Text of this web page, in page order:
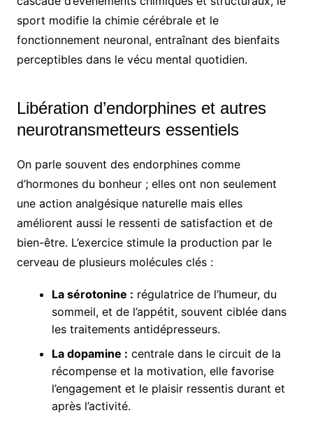
sport modifie la chimie cérébrale et le
fonctionnement neuronal, entraînant des bienfaits
perceptibles dans le vécu mental quotidien.
Libération d’endorphines et autres
neurotransmetteurs essentiels
On parle souvent des endorphines comme
d’hormones du bonheur ; elles ont non seulement
une action analgésique naturelle mais elles
améliorent aussi le ressenti de satisfaction et de
bien-être. L’exercice stimule la production par le
cerveau de plusieurs molécules clés :
La sérotonine : régulatrice de l’humeur, du
sommeil, et de l’appétit, souvent ciblée dans
les traitements antidépresseurs.
La dopamine : centrale dans le circuit de la
récompense et la motivation, elle favorise
l’engagement et le plaisir ressentis durant et
après l’activité.